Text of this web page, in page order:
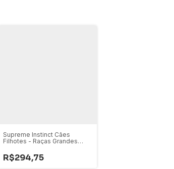
Supreme Instinct Cães
Filhotes - Raças Grandes
R$294,75